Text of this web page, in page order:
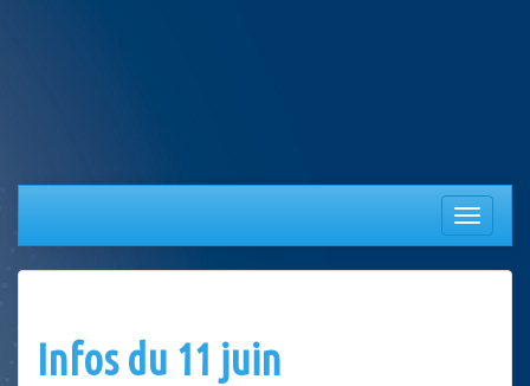
Afficher/
la
Infos du 11 juin